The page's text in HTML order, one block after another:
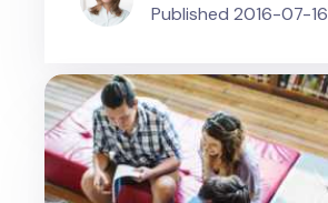
Published 2016-07-16